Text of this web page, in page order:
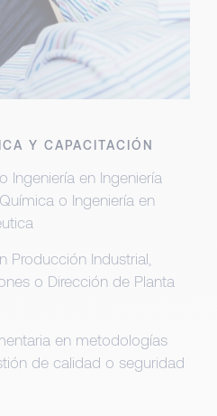
Y CAPACITACIÓN
Ingeniería en Ingeniería
o Ingeniería en
Producción Industrial,
o Dirección de Planta
en metodologías
de calidad o seguridad